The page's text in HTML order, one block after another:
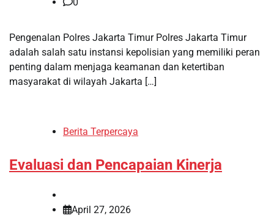
0
Pengenalan Polres Jakarta Timur Polres Jakarta Timur
adalah salah satu instansi kepolisian yang memiliki peran
penting dalam menjaga keamanan dan ketertiban
masyarakat di wilayah Jakarta […]
Berita Terpercaya
Evaluasi dan Pencapaian Kinerja
April 27, 2026